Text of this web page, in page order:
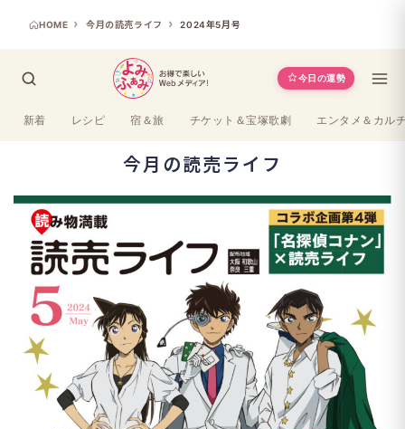
HOME 今月の読売ライフ 2024年5月号
今日の運勢
新着 レシピ 宿＆旅 チケット＆宝塚歌劇 エンタメ＆カル
今月の読売ライフ